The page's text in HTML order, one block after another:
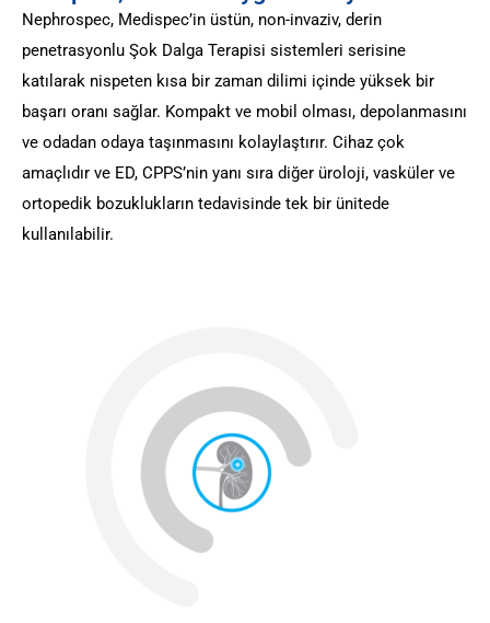
Nephrospec, Medispec’in üstün, non-invaziv, derin
penetrasyonlu Şok Dalga Terapisi sistemleri serisine
katılarak nispeten kısa bir zaman dilimi içinde yüksek bir
başarı oranı sağlar. Kompakt ve mobil olması, depolanmasını
ve odadan odaya taşınmasını kolaylaştırır. Cihaz çok
amaçlıdır ve ED, CPPS’nin yanı sıra diğer üroloji, vasküler ve
ortopedik bozuklukların tedavisinde tek bir ünitede
kullanılabilir.